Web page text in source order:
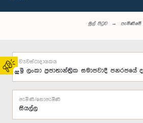
02
මුල් පිටුව පැමිණීමේ
ව්‍යවස්ථාදායකය
පැමිණි/නොපැමිණි